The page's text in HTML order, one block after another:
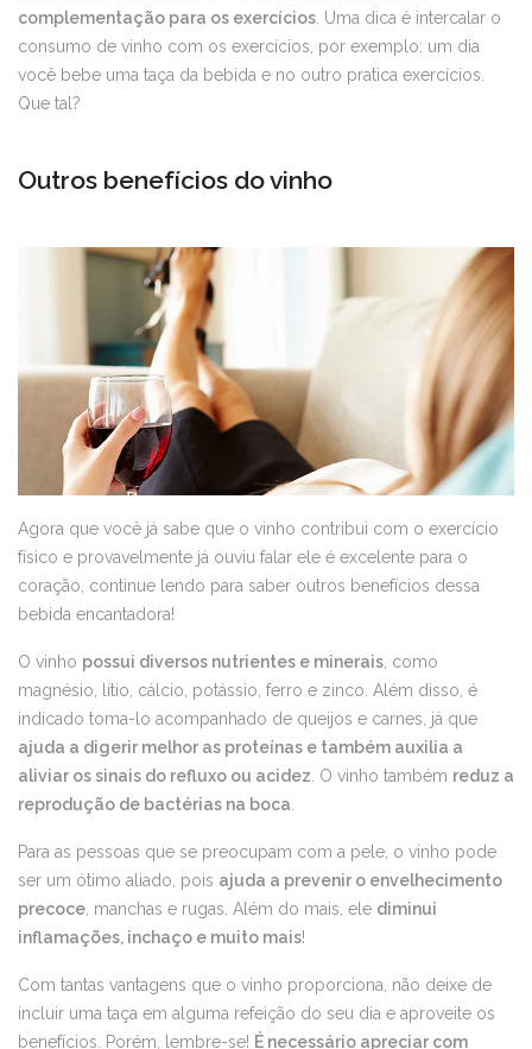
complementação para os exercícios . Uma dica é intercalar o
consumo de vinho com os exercícios, por exemplo: um dia
você bebe uma taça da bebida e no outro pratica exercícios.
Que tal?
Outros benefícios do vinho
Agora que você já sabe que o vinho contribui com o exercício
físico e provavelmente já ouviu falar ele é excelente para o
coração, continue lendo para saber outros benefícios dessa
bebida encantadora!
O vinho possui diversos nutrientes e minerais , como
magnésio, lítio, cálcio, potássio, ferro e zinco. Além disso, é
indicado toma-lo acompanhado de queijos e carnes, já que
ajuda a digerir melhor as proteínas e também auxilia a
aliviar os sinais do refluxo ou acidez . O vinho também reduz a
reprodução de bactérias na boca
Para as pessoas que se preocupam com a pele, o vinho pode
ser um ótimo aliado, pois ajuda a prevenir o envelhecimento
precoce , manchas e rugas. Além do mais, ele diminui
inflamações, inchaço e muito mais!
Com tantas vantagens que o vinho proporciona, não deixe de
incluir uma taça em alguma refeição do seu dia e aproveite os
benefícios. Porém, lembre-se! É necessário apreciar com